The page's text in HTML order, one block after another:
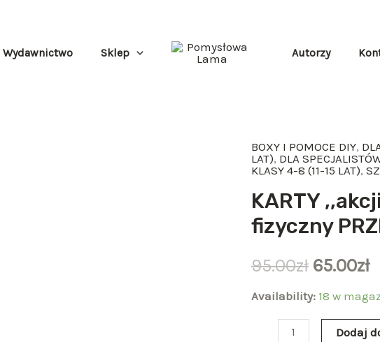
Wydawnictwo Sklep Autorzy
BOXY I POMOCE DIY,
LAT), DLA
KLASY 4-8 (11-15 LAT),
KARTY
fizyczny
95.00zł 65.00zł
Availability: 18 w
ilość
KARTY
,,akcji
interakcji''
-
fizyczny
PRZEDSPRZEDAŻ
Dodaj